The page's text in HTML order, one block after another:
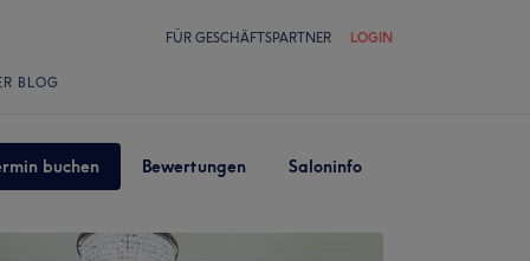
FÜR GESCHÄFTSPARTNER LOGIN
BLOG
buchen Bewertungen Saloninfo